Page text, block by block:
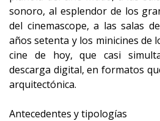
sonoro, al esplendor de los
del cinemascope, a las salas
años setenta y los minicines de
cine de hoy, que casi
descarga digital, en formatos
arquitectónica.
Antecedentes y tipologías